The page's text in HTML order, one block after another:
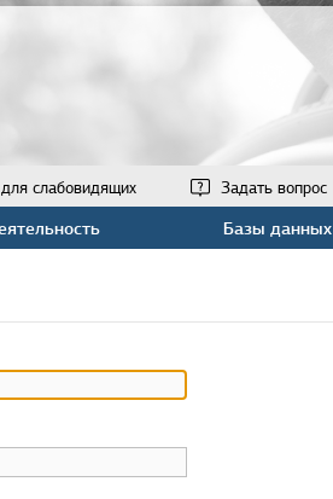
Задать вопрос
слабовидящих
Базы данных